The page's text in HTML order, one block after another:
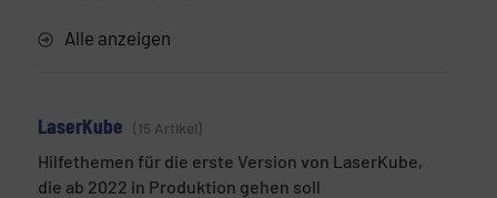
Alle anzeigen
LaserKube 15 Artikel
Hilfethemen für die erste Version von LaserKube,
die ab 2022 in Produktion gehen soll